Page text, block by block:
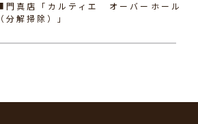
■門真店「カルティエ オーバーホール
（分解掃除）」